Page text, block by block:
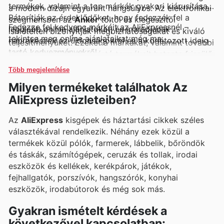
a modern dizájn egyaránt hangsúlyos. Az elektronikai
szegmensben azAnkertöltői és kiegészítői
ismételten bizonyítják megbízhatóságukat és kiváló
teljesítményüket. Ezeket a márkákat, valamint további
számos megbízható gyártó termékeit hetente frissülő
ajánlatainkban, hírleveleinkben és online
katalógusainkban is megtalálhatják az érdeklődők,
exkluzív akciók és promóciók formájában.
termékek, valamint a top márkák gyakori kiárusításai.
Bátorítják az érdeklődőket, hogy fedezzék fel a
legújabb online ajánlatokat, és maradjanak
naprakészek az újdonságokról és a korlátozott ideig
tartó kedvezményekről.
Fedezze fel kedvenc márkáit az AliExpressnél –
tekintse meg online ajánlataikat még ma.
Több megjelenítése
Milyen termékeket találhatok Az
AliExpress üzleteiben?
Az AliExpress kisgépek és háztartási cikkek széles
választékával rendelkezik. Néhány ezek közül a
termékek közül pólók, farmerek, lábbelik, bőröndök
és táskák, számítógépek, ceruzák és tollak, irodai
eszközök és kellékek, kerékpárok, játékok,
fejhallgatók, porszívók, hangszórók, konyhai
eszközök, irodabútorok és még sok más.
Gyakran ismételt kérdések a